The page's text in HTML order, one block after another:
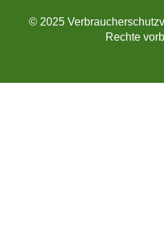
© 2025
Rechte